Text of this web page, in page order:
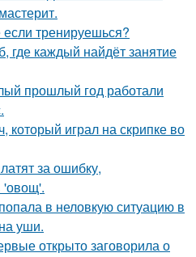
тренируешься?
где каждый найдёт занятие
прошлый год работали
который играл на скрипке во
за ошибку,
'овощ'.
в неловкую ситуацию в
уши.
открыто заговорила о